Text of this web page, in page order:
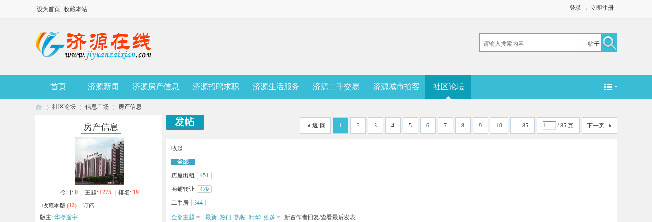
设为首页 收藏本站 登录 / 立即注册
帖子
索
首页 济源新闻 济源房产信息 济源招聘求职 济源生活服务 济源二手交易 济源城市拍客 社区论坛
社区论坛 信息广场
›
房产信息
房产信息
今日: 0 主题: 1275 排名: 19
收藏本版 (12)
订阅
版主: 华亭邃宇
1 2 3 4 5 6 7 8 9 10 ... 85 / 85 页 下一页
返 回
收起
全部
房屋出租
451
商铺转让
479
二手房
344
新窗
全部主题 最新 热门 热帖 精华 更多 作者回复/查看最后发表